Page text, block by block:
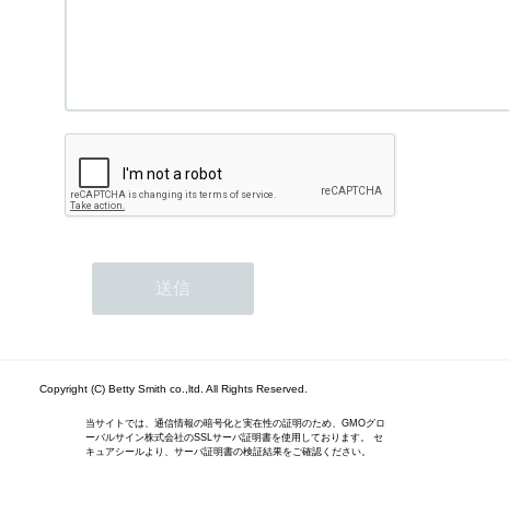
Copyright (C) Betty Smith co.,ltd. All Rights Reserved.
当サイトでは、通信情報の暗号化と実在性の証明のため、GMOグロ
ーバルサイン株式会社のSSLサーバ証明書を使用しております。 セ
キュアシールより、サーバ証明書の検証結果をご確認ください。